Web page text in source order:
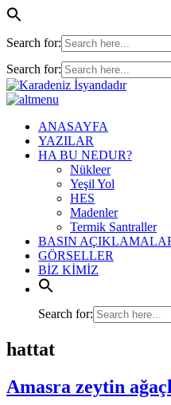
Search for:
Search for:
ANASAYFA
YAZILAR
HA BU NEDUR?
Nükleer
Yeşil Yol
HES
Madenler
Termik Santraller
BASIN
GÖRSELLER
BİZ KİMİZ
Search for:
hattat
Amasra zeytin